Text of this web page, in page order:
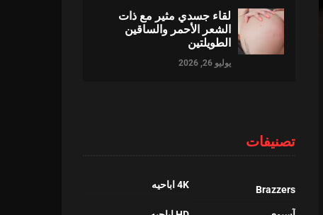
لقاء جسدي مثير مع ذات
الشعر الأحمر والساقين
الطويلتين
يوليو 26, 2026
تصنيفات
4K اباحيه Brazzers